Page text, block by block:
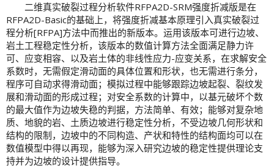
二维真实破裂过程分析软件RFPA2D-SRM强度折减版是在
RFPA2D-Basic的基础上，将强度折减基本原理引入真实破裂过
程分析[RFPA]方法中而推出的新版本。运用该版本可进行边坡、
岩土工程稳定性分析，该版本的数值计算方法全面满足静力许
可、应变相容、以及岩土体的非线性应力-应变关系，在求解安全
系数时，无需假定滑动面的具体位置和形状，也无需进行条分，
程序可自动求得滑动面；模拟过程中能够跟踪边坡起裂、裂纹发
展和滑动面的形成过程；对安全系数的计算中，以基元破坏个数
的最大值作为边坡失稳的判据，方法简单、有效；能够对复杂地
质、地貌的岩、土质边坡进行稳定性分析，不受边坡几何形状和
结构的限制，边坡中的不同构造、产状和特性的结构面均可以在
数值模型中得以再现，能够为深入研究边坡的稳定性提供理论支
持并为边坡的设计提供指导。